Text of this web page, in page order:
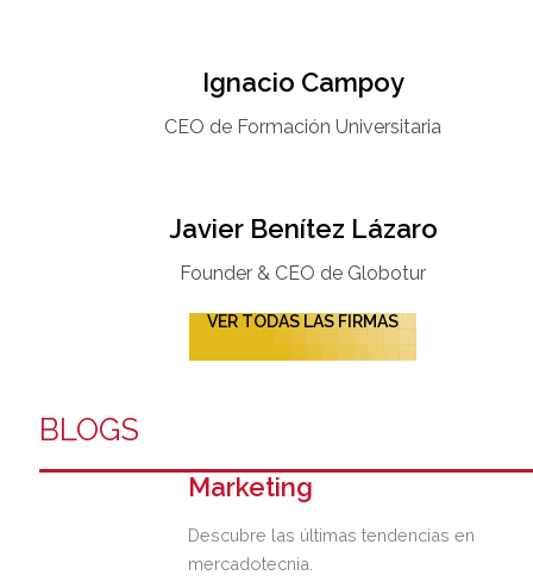
Ignacio Campoy​
CEO de Formación Universitaria​
Javier Benítez Lázaro
Founder & CEO de Globotur​
VER TODAS LAS FIRMAS
BLOGS
Marketing
Descubre las últimas tendencias en
mercadotecnia.